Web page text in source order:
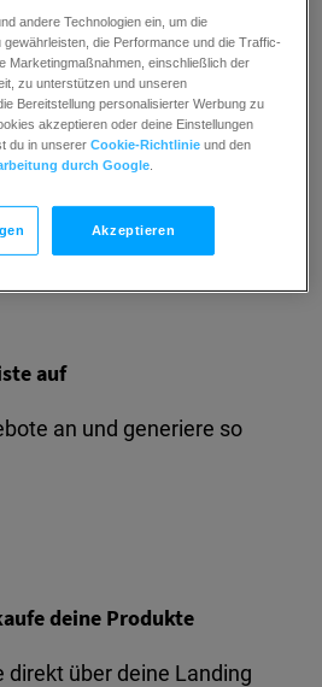
auf
auf
an und generiere so
deine Produkte
direkt über deine Landing
andere Technologien ein, um die
die Performance und die Traffic-
Marketingmaßnahmen, einschließlich der
zu unterstützen und unseren
Bereitstellung personalisierter Werbung zu
akzeptieren oder deine Einstellungen
du in unsererCookie-Richtlinie und den
durch Google
Akzeptieren